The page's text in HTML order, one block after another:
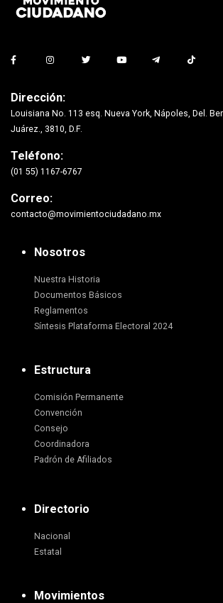
Dirección:
Louisiana No. 113 esq. Nueva York, Nápoles, Del.
Juárez., 3810, D.F.
Teléfono:
(01 55) 1167-6767
Correo:
contacto@movimientociudadano.mx
Nosotros
Nuestra Historia
Documentos Básicos
Reglamentos
Síntesis Plataforma Electoral 2024
Estructura
Comisión Permanente
Convención
Consejo
Coordinadora
Padrón de Afiliados
Directorio
Nacional
Estatal
Movimientos